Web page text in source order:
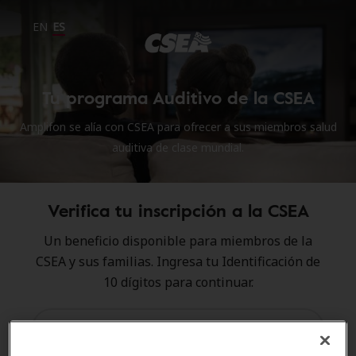
EN ES
Tu programa Auditivo de la CSEA
Amplifon se alía con CSEA para ofrecer a sus miembros salud
auditiva de clase mundial.
Verifica tu inscripción a la CSEA
Un beneficio disponible para miembros de la
CSEA y sus familias. Ingresa tu Identificación de
10 dígitos para continuar.